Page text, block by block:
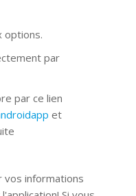
options.
par
par ce lien
et
informations